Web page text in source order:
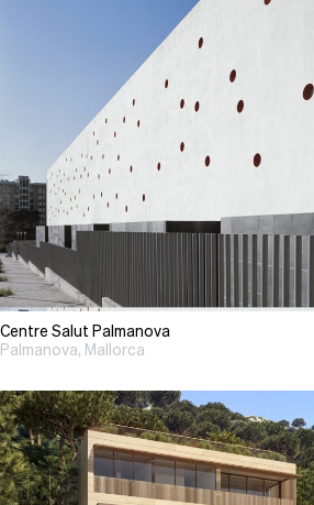
Centre Salut Palmanova
Palmanova, Mallorca